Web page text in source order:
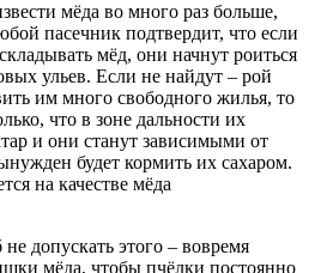
мёда во много раз больше,
пасечник подтвердит, что если
мёд, они начнут роиться
ульев. Если не найдут – рой
им много свободного жилья, то
что в зоне дальности их
и они станут зависимыми от
будет кормить их сахаром.
на качестве мёда
допускать этого – вовремя
мёда, чтобы пчёлки постоянно